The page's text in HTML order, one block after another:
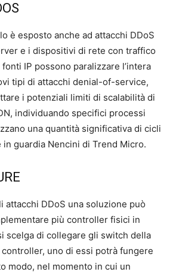
è esposto anche ad attacchi DDoS
e i dispositivi di rete con traffico
IP possono paralizzare l’intera
tipi di attacchi denial-of-service,
i potenziali limiti di scalabilità di
individuando specifici processi
una quantità significativa di cicli
in guardia Nencini di Trend Micro.
attacchi DDoS una soluzione può
più controller fisici in
scelga di collegare gli switch della
uno di essi potrà fungere
modo, nel momento in cui un